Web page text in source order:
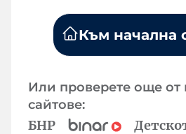
Към начална
Или проверете още от
сайтове:
БНР